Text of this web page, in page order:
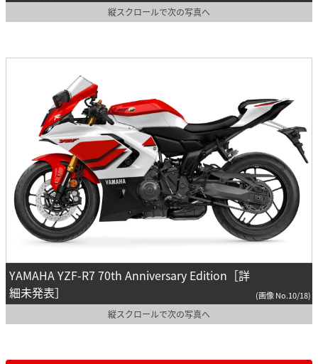
縦スクロールで次の写真へ
YAMAHA YZF-R7 70th Anniversary Edition［詳
細未発表］
(画像 No.10/18)
縦スクロールで次の写真へ